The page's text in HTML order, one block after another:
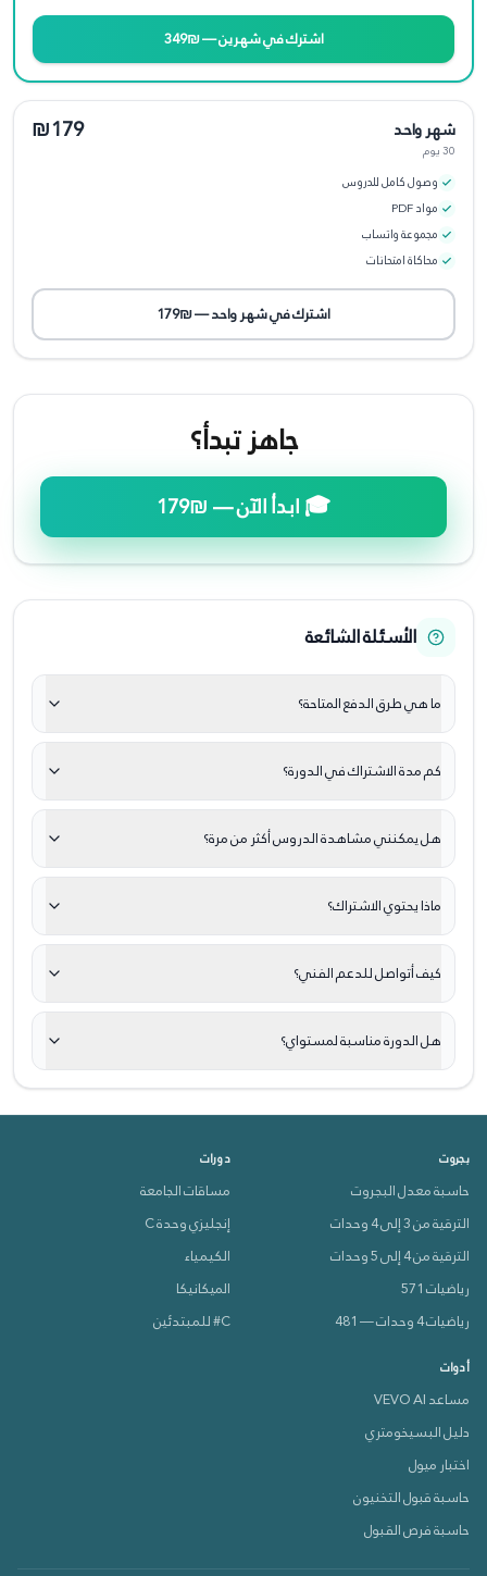
اشترك فيشهرين—
₪349
شهر واحد
30 يوم
₪179
وصول كامل للدروس
مواد PDF
مجموعة واتساب
محاكاة امتحانات
اشترك فيشهر واحد—
₪179
جاهز تبدأ؟
🎓 ابدأ الآن —₪179
الأسئلة الشائعة
ما هي طرق الدفع المتاحة؟
كم مدة الاشتراك في الدورة؟
هل يمكنني مشاهدة الدروس أكثر من مرة؟
ماذا يحتوي الاشتراك؟
كيف أتواصل للدعم الفني؟
هل الدورة مناسبة لمستواي؟
بجروت
حاسبة معدل البجروت
الترقية من 3 إلى 4 وحدات
الترقية من 4 إلى 5 وحدات
رياضيات 571
رياضيات 4 وحدات — 481
دورات
مساقات الجامعة
إنجليزي وحدة C
الكيمياء
الميكانيكا
C# للمبتدئين
أدوات
مساعد VEVO AI
دليل البسيخومتري
اختبار ميول
حاسبة قبول التخنيون
حاسبة فرص القبول
دعم VEVOX